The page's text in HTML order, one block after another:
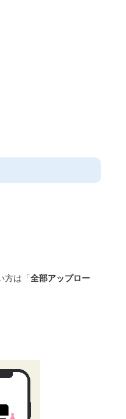
方は「全部アップロー